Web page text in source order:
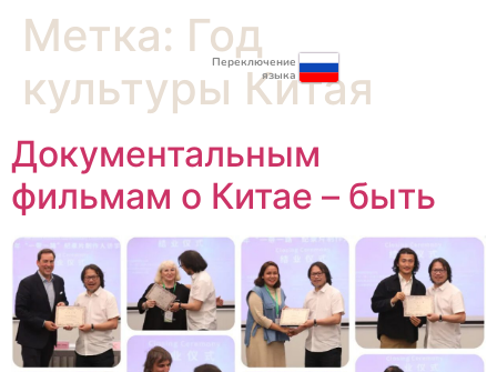
Метка: Год
культуры Китая
Документальным
фильмам о Китае – быть
Переключение
языка